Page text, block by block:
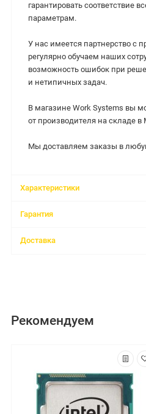
гарантировать соответствие
параметрам.
У нас имеется партнерство с
регулярно обучаем наших
возможность ошибок при
и нетипичных задач.
В магазине Work Systems вы
от производителя на складе
Мы доставляем заказы в
Характеристики
Гарантия
Доставка
Рекомендуем